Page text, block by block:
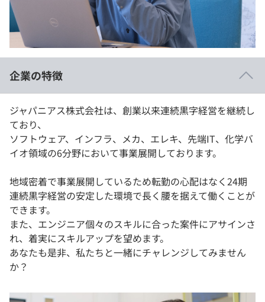
インタビュー
プラン
個人向けプラン
法人向けプラン
学校向けプラン
note
企業の特徴
ジャパニアス株式会社は、創業以来連続黒字経営を継続し
ており、
ソフトウェア、インフラ、メカ、エレキ、先端IT、化学バ
イオ領域の6分野において事業展開しております。
地域密着で事業展開しているため転勤の心配はなく24期
連続黒字経営の安定した環境で長く腰を据えて働くことが
できます。
また、エンジニア個々のスキルに合った案件にアサインさ
れ、着実にスキルアップを望めます。
あなたも是非、私たちと一緒にチャレンジしてみません
か？